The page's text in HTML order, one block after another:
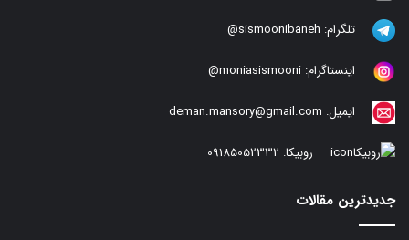
تلگرام: sismoonibaneh@
اینستاگرام: moniasismooni@
ایمیل: deman.mansory@gmail.com
روبیکا: 09185052332
جدیدترین مقالات